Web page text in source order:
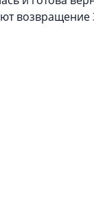
возвращение